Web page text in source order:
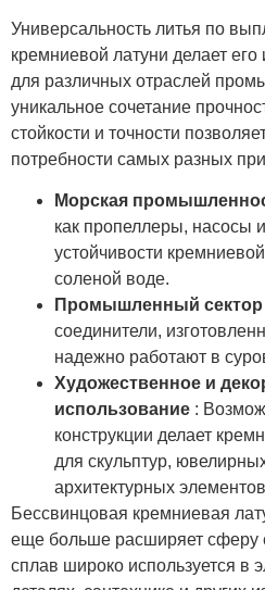
Универсальность литья по
кремниевой латуни делает
для различных отраслей
уникальное сочетание
стойкости и точности
потребности самых разных
Морская
как пропеллеры, насосы
устойчивости
соленой воде.
Промышленный сектор
соединители,
надежно работают в
Художественное и
использование :
конструкции делает
для скульптур,
архитектурных
Бессвинцовая кремниевая
еще больше расширяет сферу
сплав широко используется в